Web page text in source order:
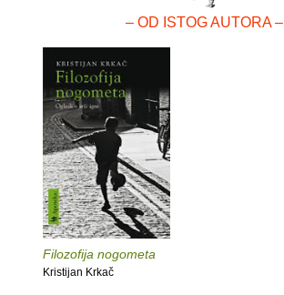
– OD ISTOG AUTORA –
Filozofija nogometa
Kristijan Krkač